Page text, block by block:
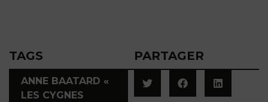
TAGS
ANNE BAATARD «
LES CYGNES
PARTAGER